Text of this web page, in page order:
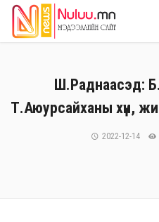
Ш.Раднаасэд:
Т.Аюурсайханы хүн,
2022-12-14